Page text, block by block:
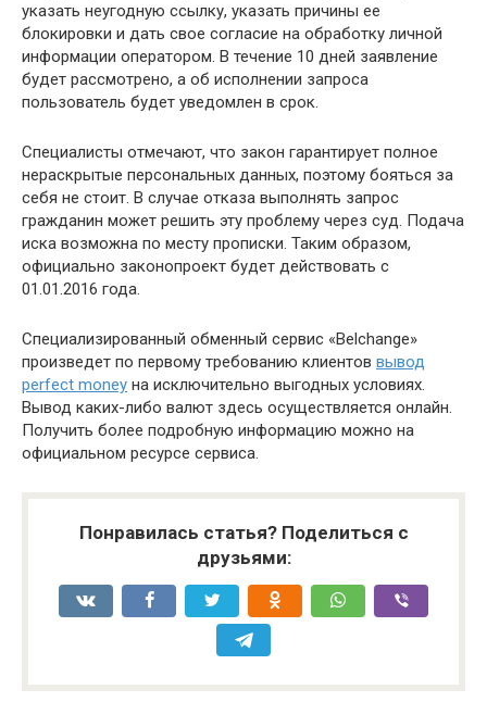
указать неугодную ссылку, указать причины ее
блокировки и дать свое согласие на обработку личной
информации оператором. В течение 10 дней заявление
будет рассмотрено, а об исполнении запроса
пользователь будет уведомлен в срок.
Специалисты отмечают, что закон гарантирует полное
нераскрытые персональных данных, поэтому бояться за
себя не стоит. В случае отказа выполнять запрос
гражданин может решить эту проблему через суд. Подача
иска возможна по месту прописки. Таким образом,
официально законопроект будет действовать с
01.01.2016 года.
Специализированный обменный сервис «Belchange»
произведет по первому требованию клиентов вывод
perfect money на исключительно выгодных условиях.
Вывод каких-либо валют здесь осуществляется онлайн.
Получить более подробную информацию можно на
официальном ресурсе сервиса.
Понравилась статья? Поделиться с
друзьями: